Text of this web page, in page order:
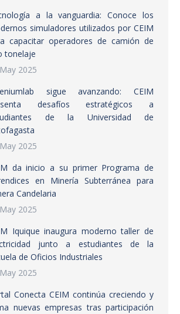
a la vanguardia: Conoce los
simuladores utilizados por CEIM
capacitar operadores de camión de
tonelaje
2025
sigue avanzando: CEIM
desafíos estratégicos a
de la Universidad de
2025
da inicio a su primer Programa de
en Minería Subterránea para
Candelaria
2025
Iquique inaugura moderno taller de
junto a estudiantes de la
de Oficios Industriales
2025
Conecta CEIM continúa creciendo y
nuevas empresas tras participación